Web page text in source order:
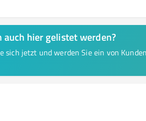
auch hier gelistet werden?
sich jetzt und werden Sie ein von